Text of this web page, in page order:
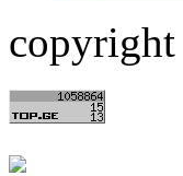
copyright